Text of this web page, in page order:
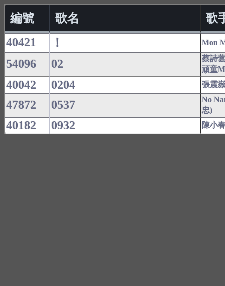
編號 歌名
歌
40421
！ Mon
54096 02
蔡詩
頑童
40042 0204 張震
47872 0537
No
忠)
40182 0932 陳小